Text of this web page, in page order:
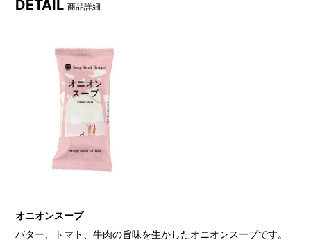
DETAIL商品詳細
オニオンスープ
バター、トマト、牛肉の旨味を生かしたオニオンスープです。